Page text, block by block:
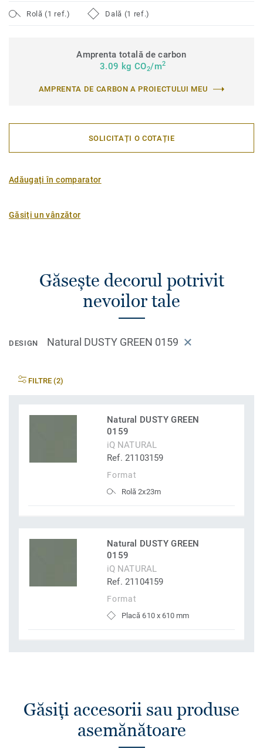
Rolă (1 ref.) Dală (1 ref.)
Amprenta totală de carbon
3.09 kg CO2/m2
AMPRENTA DE CARBON A PROIECTULUI MEU
SOLICITAȚI O COTAȚIE
Adăugați în comparator
Găsiți un vânzător
Găsește decorul potrivit
nevoilor tale
DESIGN Natural DUSTY GREEN 0159
FILTRE (2)
Natural DUSTY GREEN
0159
iQ NATURAL
Ref. 21103159
Format
Rolă 2x23m
Natural DUSTY GREEN
0159
iQ NATURAL
Ref. 21104159
Format
Placă 610 x 610 mm
Găsiţi accesorii sau produse
asemănătoare